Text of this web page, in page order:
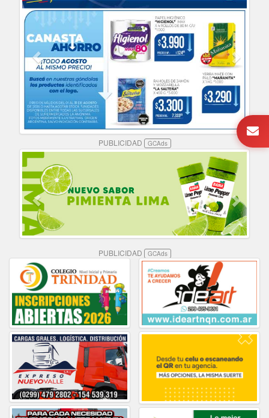
PUBLICIDAD GCAds
PUBLICIDAD GCAds